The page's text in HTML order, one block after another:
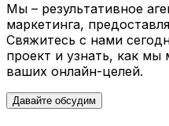
Мы – результативное
маркетинга,
Свяжитесь с нами
проект и узнать, как
ваших онлайн-целей.
Давайте обсудим